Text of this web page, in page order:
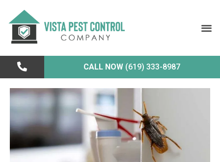
CALL NOW (619) 333-8987